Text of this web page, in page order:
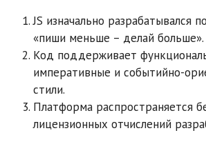
JS изначально разрабатывался
«пиши меньше – делай больше».
Код поддерживает
императивные и событийно-
стили.
Платформа распространяется
лицензионных отчислений